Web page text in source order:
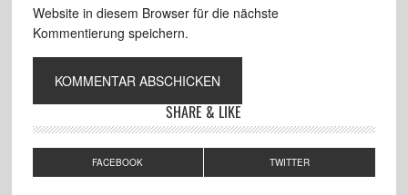
Website in diesem Browser für die nächste
Kommentierung speichern.
SHARE & LIKE
FACEBOOK TWITTER